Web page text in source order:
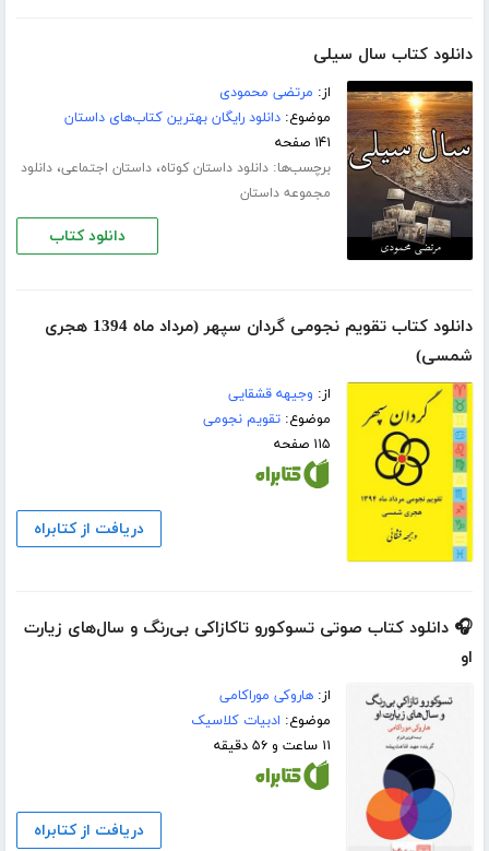
دانلود کتاب سال سیلی
از: مرتضی محمودی
موضوع:دانلود رایگان بهترین کتاب‌های داستان
۱۴۱ صفحه
برچسب‌ها:دانلود داستان کوتاه،داستان اجتماعی،دانلود
مجموعه داستان
دانلود کتاب
دانلود کتاب تقویم نجومی گردان سپهر (مرداد ماه 1394 هجری
شمسی)
از: وجیهه قشقایی
موضوع:تقویم نجومی
۱۱۵ صفحه
دریافت از کتابراه
🎧 دانلود کتاب صوتی تسوکورو تاکازاکی بی‌رنگ و سال‌های زیارت
او
از:هاروکی موراکامی
موضوع: ادبیات کلاسیک
۱۱ ساعت و ۵۶ دقیقه
دریافت از کتابراه